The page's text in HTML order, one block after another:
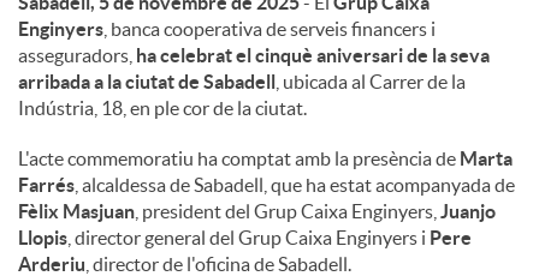
u
t
s
Enginyers , banca cooperativa de serveis financers i
asseguradors, ha celebrat el cinquè aniversari de la seva
arribada a la ciutat de Sabadell , ubicada al Carrer de la
Indústria, 18, en ple cor de la ciutat.
L'acte commemoratiu ha comptat amb la presència de Marta
Farrés , alcaldessa de Sabadell, que ha estat acompanyada de
Fèlix Masjuan , president del Grup Caixa Enginyers, Juanjo
Llopis , director general del Grup Caixa Enginyers i Pere
Arderiu , director de l'oficina de Sabadell.